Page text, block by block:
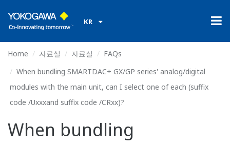
KR
Home 자료실 자료실
FAQs
When bundling SMARTDAC+ GX/GP series' analog/digital
modules with the main unit, can I select one of each (suffix
code /Uxxxand suffix code /CRxx)?
When bundling